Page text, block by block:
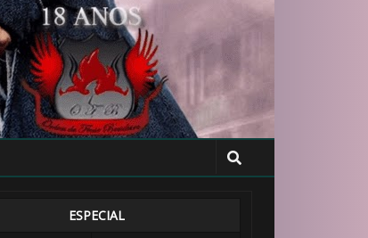
ESPECIAL